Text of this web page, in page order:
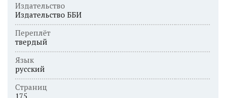
Издательство
Издательство ББИ
Переплёт
твердый
Язык
русский
Страниц
175